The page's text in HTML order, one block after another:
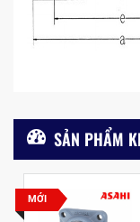
SẢN PHẨM
MỚI